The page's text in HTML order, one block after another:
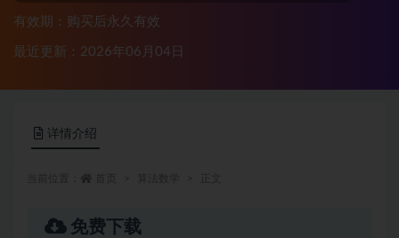
有效期：购买后永久有效
最近更新：2026年06月04日
详情介绍
免费下载